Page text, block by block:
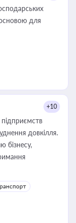
для
+10
підприємств
довкілля.
бізнесу,